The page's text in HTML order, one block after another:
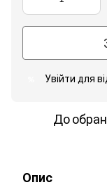
Увійти для
До
Опис